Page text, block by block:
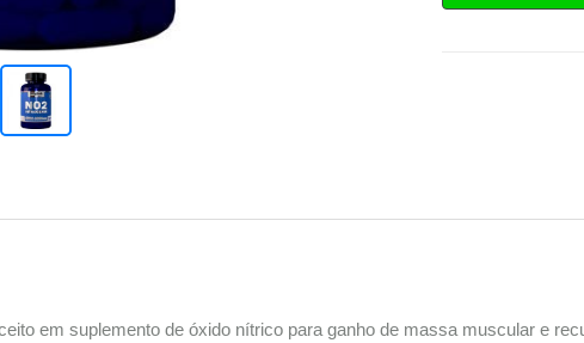
em suplemento de óxido nítrico para ganho de massa muscular e